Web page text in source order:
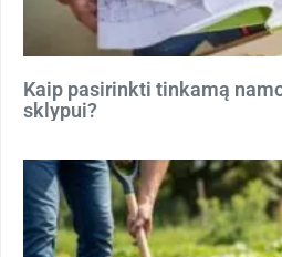
Kaip pasirinkti tinkamą
sklypui?